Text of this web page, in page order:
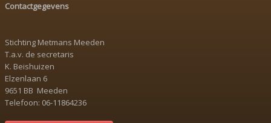
Contactgegevens
Stichting Metmans Meeden
T.a.v. de secretaris
K. Beishuizen
Elzenlaan 6
9651 BB Meeden
Telefoon: 06-11864236